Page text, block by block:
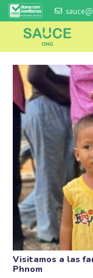
Visitamos a las
Phnom